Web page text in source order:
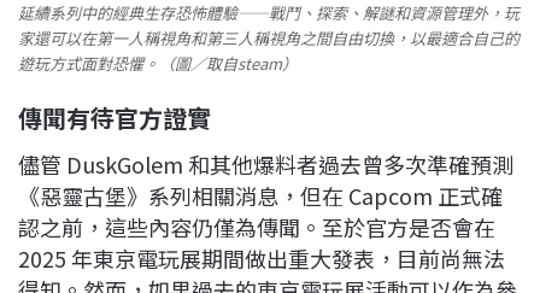
延續系列中的經典生存恐怖體驗——戰鬥、探索、解謎和資源管理外，玩
家還可以在第一人稱視角和第三人稱視角之間自由切換，以最適合自己的
遊玩方式面對恐懼。（圖／取自steam）
傳聞有待官方證實
儘管 DuskGolem 和其他爆料者過去曾多次準確預測
《惡靈古堡》系列相關消息，但在 Capcom 正式確
認之前，這些內容仍僅為傳聞。至於官方是否會在
2025 年東京電玩展期間做出重大發表，目前尚無法